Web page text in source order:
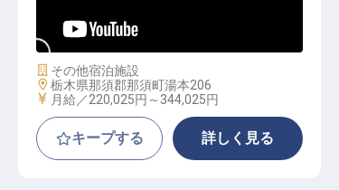
05日
施設業態
その他宿泊施設
勤務地
栃木県那須郡那須町湯本206
給与
月給／220,025円～ 344,025円
キープする 詳しく見る